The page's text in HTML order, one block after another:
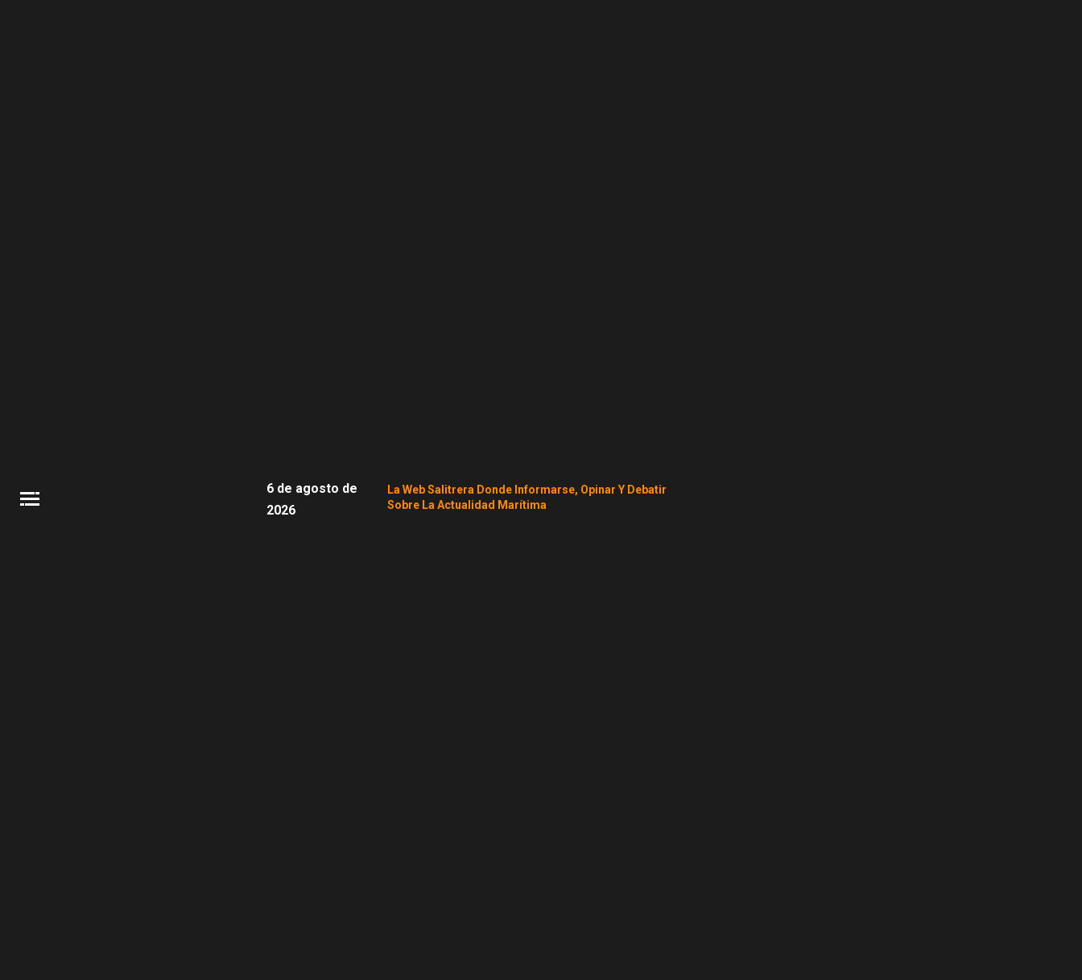
6 de agosto de
2026
La Web Salitrera Donde Informarse, Opinar Y Debatir
Sobre La Actualidad Marítima